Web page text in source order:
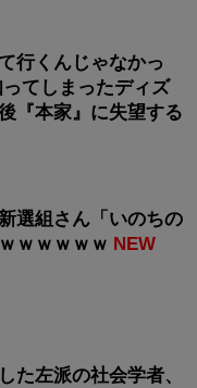
行くんじゃなかっ
てしまったディズ
『本家』に失望する
選組さん「いのちの
ｗｗｗｗｗ NEW
た左派の社会学者、